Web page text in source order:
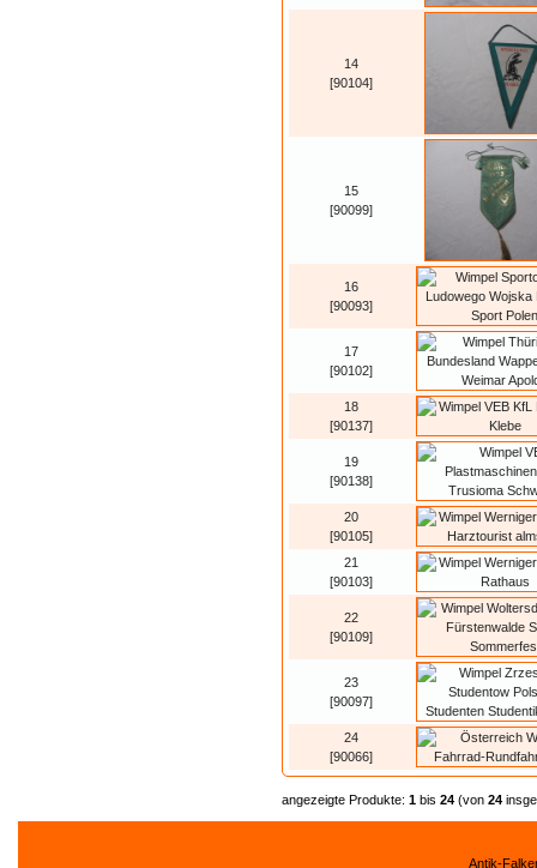
14
[90104]
15
[90099]
16
[90093]
17
[90102]
18
[90137]
19
[90138]
20
[90105]
21
[90103]
22
[90109]
23
[90097]
24
[90066]
angezeigte Produkte: 1 bis 24 (von 24
Antik-